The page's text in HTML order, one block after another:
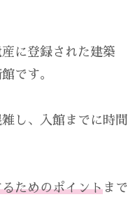
に登録された建築
です。
し、入館までに時間
ためのポイントまで